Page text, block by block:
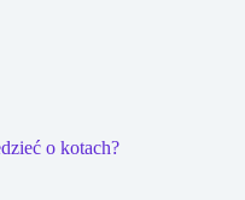
o kotach?